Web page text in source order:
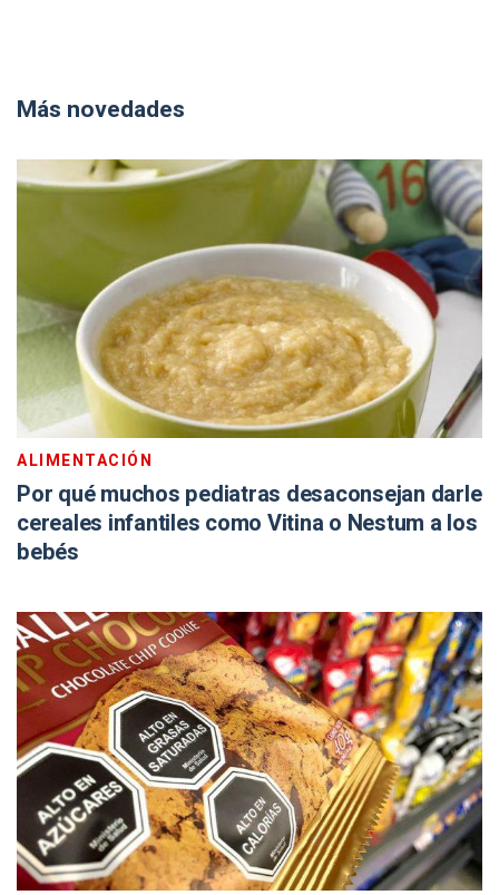
Más novedades
ALIMENTACIÓN
Por qué muchos pediatras desaconsejan darle
cereales infantiles como Vitina o Nestum a los
bebés